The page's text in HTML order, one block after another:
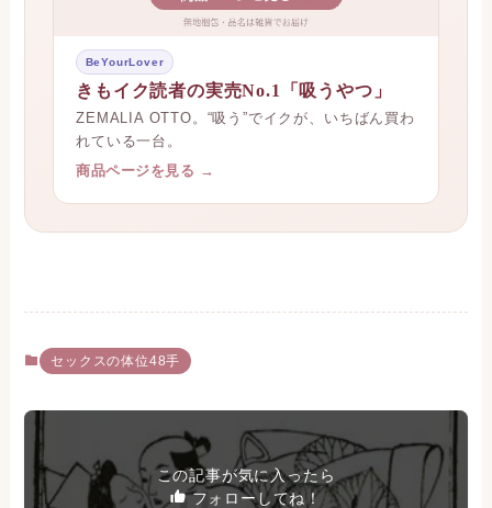
BeYourLover
きもイク読者の実売No.1「吸うやつ」
ZEMALIA OTTO。“吸う”でイクが、いちばん買わ
れている一台。
商品ページを見る →
セックスの体位48手
この記事が気に入ったら
フォローしてね！